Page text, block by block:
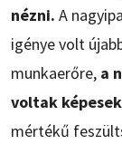
nézni. A
igénye volt
munkaerőre, a
voltak
mértékű